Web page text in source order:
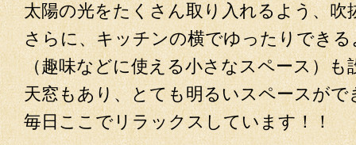
太陽の光をたくさん取り入れるよう、吹
さらに、キッチンの横でゆったりでき
（趣味などに使える小さなスペース）も
天窓もあり、とても明るいスペースがで
毎日ここでリラックスしています！！